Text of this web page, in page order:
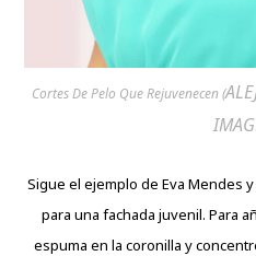
Cortes De Pelo Que Rejuvenecen (
Sigue el ejemplo de Eva Mendes
para una fachada juvenil. Para
espuma en la coronilla y